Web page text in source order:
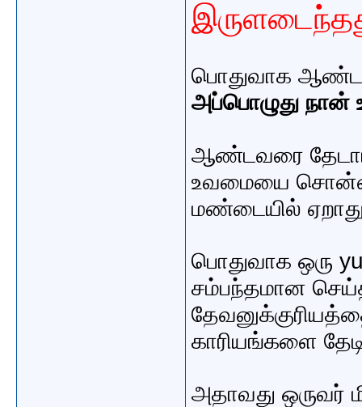
பொதுவாக
அப்பொழுது நான்
ஆண்டவரை
உவமையை
மண்டையில்
பொதுவாக ஒரு
சம்பந்தமான
காரியங்களை
அதாவது ஒருவர்